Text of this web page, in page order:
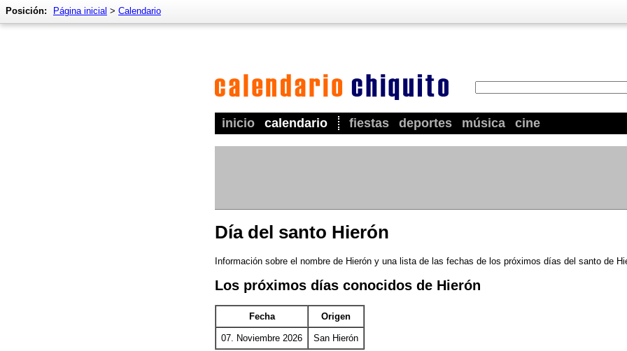
inicio calendario fiestas deportes música cine
Posición: Página inicial > Calendario
Día del santo Hierón
Información sobre el nombre de Hierón y una lista de las fechas de los próximos días del santo de
Los próximos días conocidos de Hierón
Fecha Origen
07. Noviembre 2026 San Hierón